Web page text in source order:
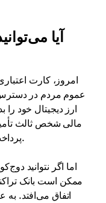
آیا
امروز، کارت
عموم مردم در
ارز دیجیتال خود را
مالی شخص ثالث
پرداخت، کارت‌های اعتباری مزایای زیادی دارند.
اما اگر نتوانید
ممکن است بانک
اتفاق می‌افتد. به